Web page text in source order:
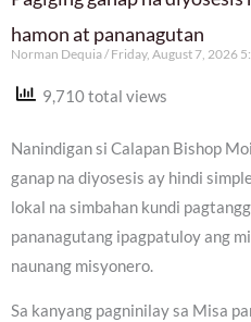
hamon at pananagutan
Norman Dequia Friday, August 7, 2026
9,710 total views
Nanindigan si Calapan Bishop
ganap na diyosesis ay hindi
lokal na simbahan kundi
pananagutang ipagpatuloy ang
naunang misyonero.
Sa kanyang pagninilay sa Misa